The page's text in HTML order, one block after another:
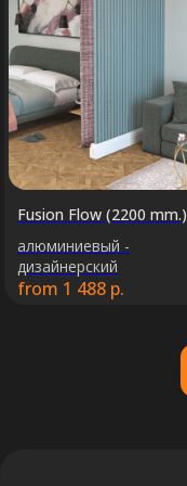
Fusion Flow (2200 mm.)
алюминиевый -
дизайнерский
from 1 488 р.